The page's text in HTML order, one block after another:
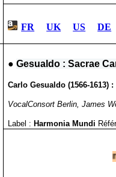
FR UK US DE
●Gesualdo : Sacrae
Carlo Gesualdo(1566-1613) :
VocalConsort Berlin, James
Label : Harmonia Mundi